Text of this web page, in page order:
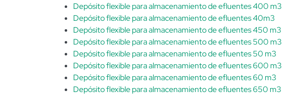
Depósito flexible para almacenamiento de efluentes 400 m3
Depósito flexible para almacenamiento de efluentes 40m3
Depósito flexible para almacenamiento de efluentes 450 m3
Depósito flexible para almacenamiento de efluentes 500 m3
Depósito flexible para almacenamiento de efluentes 50 m3
Depósito flexible para almacenamiento de efluentes 600 m3
Depósito flexible para almacenamiento de efluentes 60 m3
Depósito flexible para almacenamiento de efluentes 650 m3